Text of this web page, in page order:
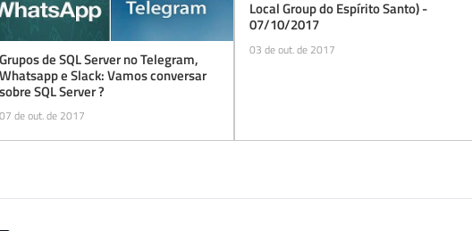
Comentários (4)
Faça login para comentar: